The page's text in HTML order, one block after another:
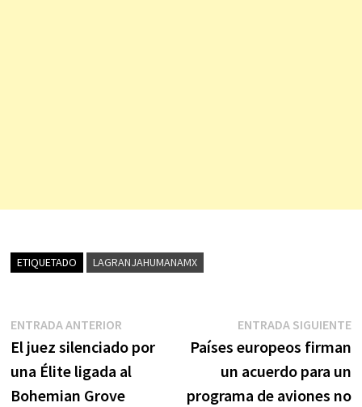
ETIQUETADO LAGRANJAHUMANAMX
Navegación
de
entradas
ENTRADA ANTERIOREntrada
anterior:
El juez silenciado por
una Élite ligada al
Bohemian Grove
ENTRADA SIGUIENTE
Países europeos firman
un acuerdo para un
programa de aviones no